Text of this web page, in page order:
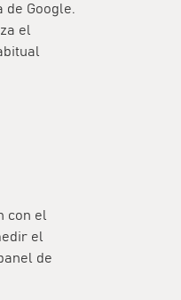
de Google.
el
con el
el
de